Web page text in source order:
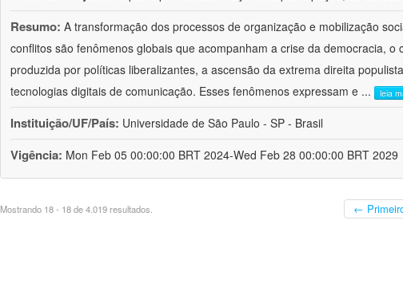
Resumo: A transformação dos processos de organização e mobilização
conflitos são fenômenos globais que acompanham a crise da democracia, o
produzida por políticas liberalizantes, a ascensão da extrema direita
tecnologias digitais de comunicação. Esses fenômenos expressam e ... leia
Instituição/UF/País: Universidade de São Paulo - SP - Brasil
Vigência: Mon Feb 05 00:00:00 BRT 2024-Wed Feb 28 00:00:00 BRT 2029
Mostrando 18 - 18 de 4.019 resultados. ←